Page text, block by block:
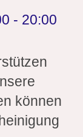
- 20:00
können